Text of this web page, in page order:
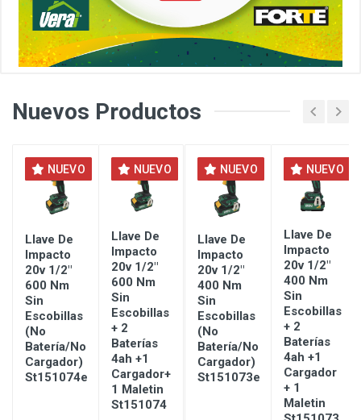
Nuevos Productos
NUEVO
Llave De
Impacto
20v 1/2"
600 Nm
Sin
Escobillas
(no
Batería/no
Cargador)
St151074e
NUEVO
Llave De
Impacto
20v 1/2"
600 Nm
Sin
Escobillas
+ 2
Baterías
4ah +1
Cargador+
1 Maletin
St151074
NUEVO
Llave De
Impacto
20v 1/2"
400 Nm
Sin
Escobillas
(no
Batería/no
Cargador)
St151073e
NUEVO
Llave De
Impacto
20v 1/2"
400 Nm
Sin
Escobillas
+ 2
Baterías
4ah +1
Cargador
+ 1
Maletin